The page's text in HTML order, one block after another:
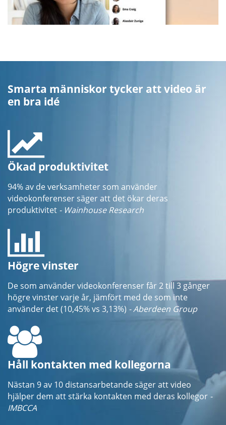
Smarta människor tycker att video är
en bra idé
Ökad produktivitet
94% av de verksamheter som använder
videokonferenser säger att det ökar deras
produktivitet - Wainhouse Research
Högre vinster
De som använder videokonferenser får 2 till 3 gånger
högre vinster varje år, jämfört med de som inte
använder det (10,45% vs 3,13%) - Aberdeen Group
Håll kontakten med kollegorna
Nästan 9 av 10 distansarbetande säger att video
hjälper dem att stärka kontakten med deras kollegor -
IMBCCA